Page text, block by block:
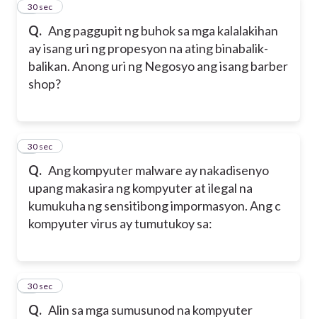
Q. Ang paggupit ng buhok sa mga kalalakihan
ay isang uri ng propesyon na ating binabalik-
balikan. Anong uri ng Negosyo ang isang barber
shop?
4
30 sec
Q. Ang kompyuter malware ay nakadisenyo
upang makasira ng kompyuter at ilegal na
kumukuha ng sensitibong impormasyon. Ang c
kompyuter virus ay tumutukoy sa:
5
30 sec
Q. Alin sa mga sumusunod na kompyuter
6
30 sec